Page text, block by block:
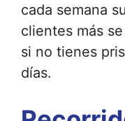
cada semana
clientes más
si no tienes
días.